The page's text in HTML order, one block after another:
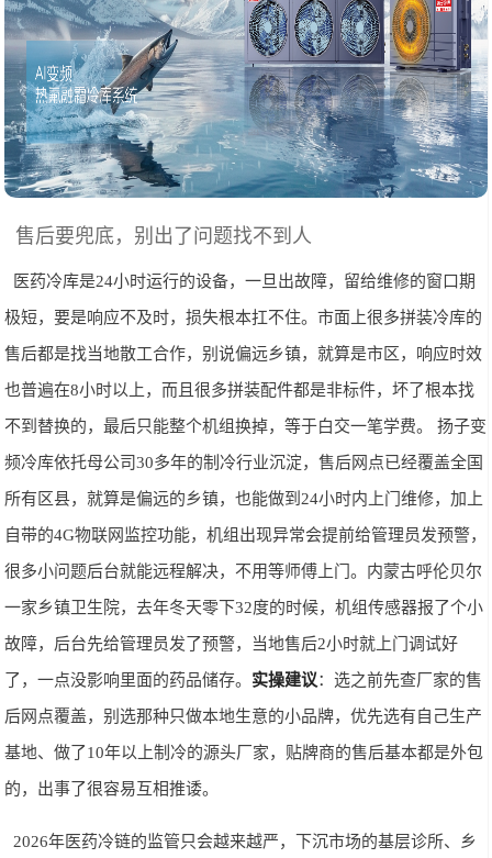
售后要兜底，别出了问题找不到人
医药冷库是24小时运行的设备，一旦出故障，留给维修的窗口期
极短，要是响应不及时，损失根本扛不住。市面上很多拼装冷库的
售后都是找当地散工合作，别说偏远乡镇，就算是市区，响应时效
也普遍在8小时以上，而且很多拼装配件都是非标件，坏了根本找
不到替换的，最后只能整个机组换掉，等于白交一笔学费。 扬子变
频冷库依托母公司30多年的制冷行业沉淀，售后网点已经覆盖全国
所有区县，就算是偏远的乡镇，也能做到24小时内上门维修，加上
自带的4G物联网监控功能，机组出现异常会提前给管理员发预警，
很多小问题后台就能远程解决，不用等师傅上门。内蒙古呼伦贝尔
一家乡镇卫生院，去年冬天零下32度的时候，机组传感器报了个小
故障，后台先给管理员发了预警，当地售后2小时就上门调试好
了，一点没影响里面的药品储存。 实操建议：选之前先查厂家的售
后网点覆盖，别选那种只做本地生意的小品牌，优先选有自己生产
基地、做了10年以上制冷的源头厂家，贴牌商的售后基本都是外包
的，出事了很容易互相推诿。
2026年医药冷链的监管只会越来越严，下沉市场的基层诊所、乡